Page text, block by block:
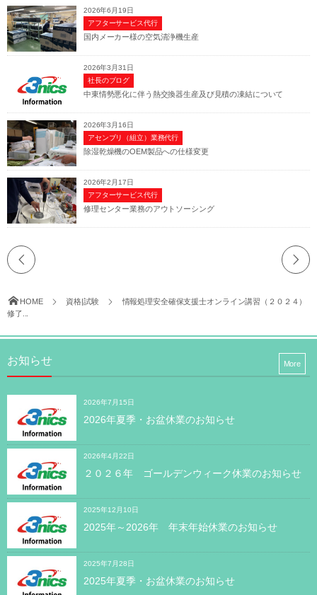
2026年6月19日
アフターサービス代行
国内メーカー様の空気清浄機生産
2026年3月31日
社長のブログ
中東情勢悪化に伴う熱交換器生産及び見積の凍結について
2026年3月16日
アセンブリ（組立）業務代行
除湿乾燥機のOEM製品への仕様変更
2026年2月17日
アフターサービス代行
修理センター業務のアウトソーシング
HOME 資格|試験
情報処理安全確保支援士オンライン講習（２０２４）
修了...
お知らせ
2026年7月15日
2026年夏季・お盆休業のお知らせ
2026年4月22日
２０２６年 ゴールデンウィーク休業のお知らせ
2025年12月10日
2025年～2026年 年末年始休業のお知らせ
2025年7月28日
2025年夏季・お盆休業のお知らせ
More